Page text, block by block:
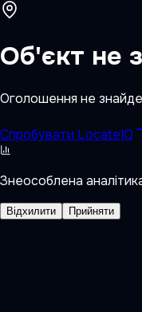
Об'єкт не
Оголошення не
Спробувати LocateIQ
Знеособлена
Відхилити Прийняти